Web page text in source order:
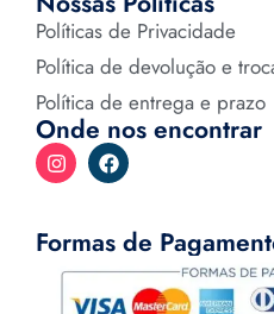
Políticas de Privacidade
Política de devolução e
Política de entrega e prazo
Onde nos encontrar
Formas de